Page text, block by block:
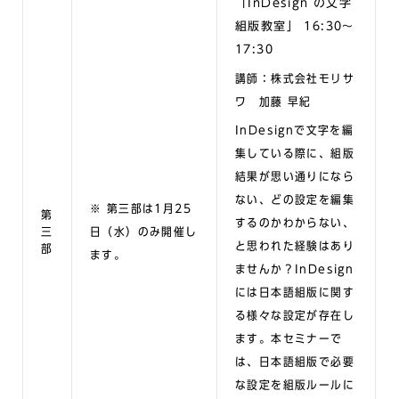
第
三
部
※ 第三部は1月25
日（水）のみ開催し
ます。
InDesign の文字
組版教室」 16:30〜
17:30
講師：株式会社モリサ
ワ 加藤 早紀
InDesignで文字を編
集している際に、組版
結果が思い通りになら
ない、どの設定を編集
するのかわからない、
と思われた経験はあり
ませんか？InDesign
には日本語組版に関す
る様々な設定が存在し
ます。本セミナーで
は、日本語組版で必要
な設定を組版ルールに